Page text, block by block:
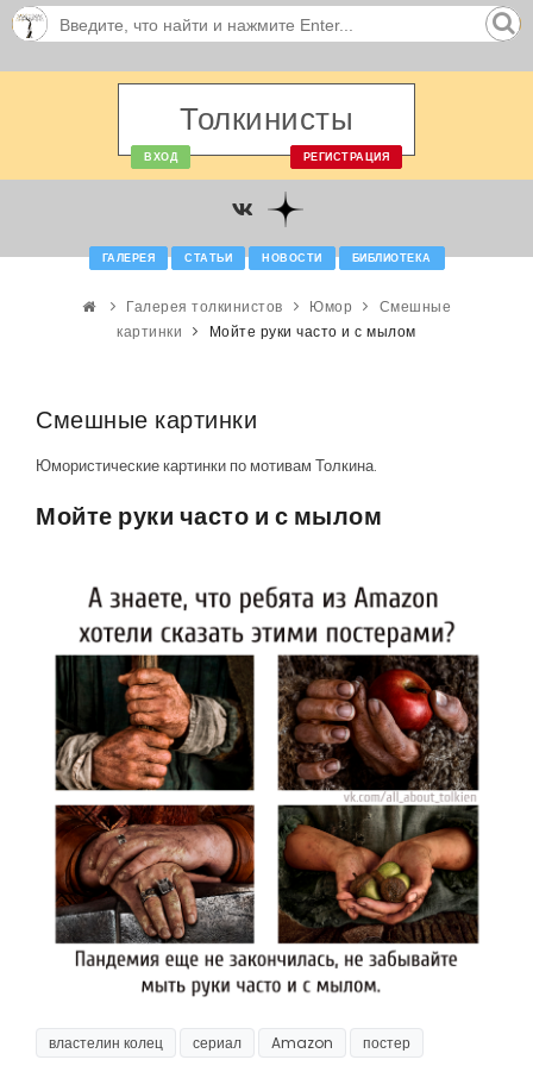
Толкинисты
ВХОД РЕГИСТРАЦИЯ
ГАЛЕРЕЯ СТАТЬИ НОВОСТИ БИБЛИОТЕКА
Галерея толкинистов Юмор
Смешные
картинки
Мойте руки часто и с мылом
Смешные картинки
Юмористические картинки по мотивам Толкина.
Мойте руки часто и с мылом
властелин колец сериал Amazon постер